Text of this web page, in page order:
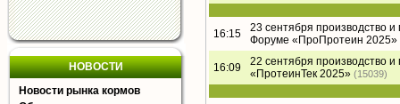
НОВОСТИ
Новости рынка кормов
16:15
23 сентября производство
Форуме «ПроПротеин 2025»
16:09
22 сентября производство
«ПротеинТек 2025» (15039)